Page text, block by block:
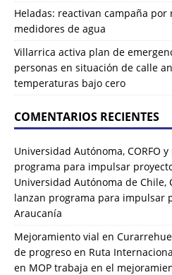
Heladas: reactivan campaña
medidores de agua
Villarrica activa plan de
personas en situación de calle
temperaturas bajo cero
COMENTARIOS RECIENTES
Universidad Autónoma, CORFO
programa para impulsar
Universidad Autónoma de Chile,
lanzan programa para impulsar
Araucanía
Mejoramiento vial en
de progreso en Ruta
en MOP trabaja en el